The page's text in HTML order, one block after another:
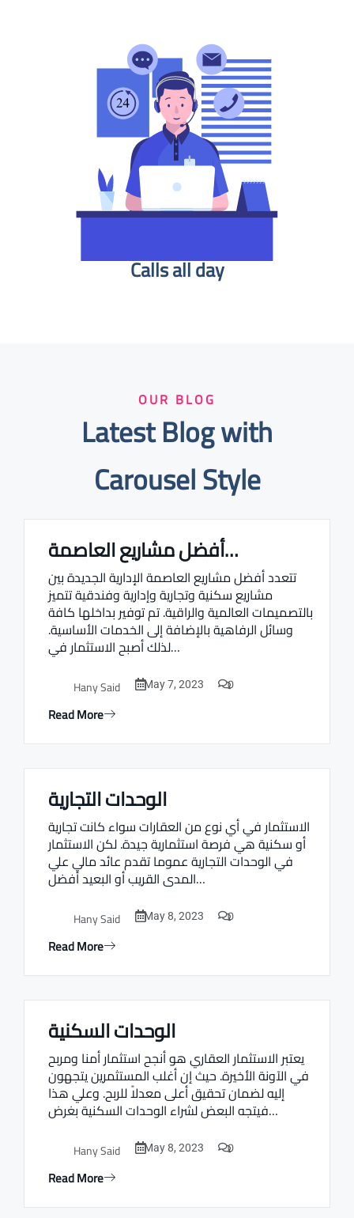
Calls all day
OUR BLOG
Latest Blog with
Carousel Style
Real estate Estate ville أفضل مشاريع العاصمة…
تتعدد أفضل مشاريع العاصمة الإدارية الجديدة بين
مشاريع سكنية وتجارية وإدارية وفندقية تتميز
بالتصميمات العالمية والراقية. تم توفير بداخلها كافة
وسائل الرفاهية بالإضافة إلى الخدمات الأساسية.
لذلك أصبح الاستثمار في…
Hany Said May 7, 2023 0
Read More
Real estate Estate ville
الوحدات التجارية
الاستثمار في أي نوع من العقارات سواء كانت تجارية
أو سكنية هي فرصة استثمارية جيدة. لكن الاستثمار
في الوحدات التجارية عموما تقدم عائد مالي علي
المدى القريب أو البعيد أفضل…
Hany Said May 8, 2023 0
Read More
Real estate Estate ville
الوحدات السكنية
يعتبر الاستثمار العقاري هو أنجح استثمار أمنا ومربح
في الآونة الأخيرة. حيث إن أغلب المستثمرين يتجهون
إليه لضمان تحقيق أعلى معدلاً للربح. وعلي هذا
فيتجه البعض لشراء الوحدات السكنية بغرض…
Hany Said May 8, 2023 0
Read More